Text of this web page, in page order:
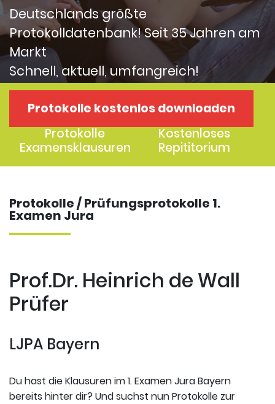
Deutschlands größte
Protokolldatenbank! Seit 35 Jahren am
Markt
Schnell, aktuell, umfangreich!
Protokolle kostenlos downloaden
1. Examen
2. Examen
Protokolle
Examensklausuren
Kostenloses
Repititorium
Protokolle / Prüfungsprotokolle 1.
Examen Jura
Prof.Dr. Heinrich de Wall
Prüfer
LJPA Bayern
Du hast die Klausuren im 1. Examen Jura Bayern
bereits hinter dir? Und suchst nun Protokolle zur